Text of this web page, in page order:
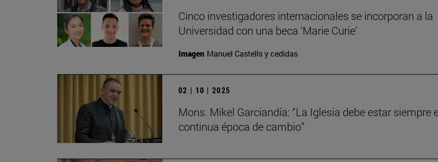
Cinco investigadores internacionales se incorporan a la
Universidad con una beca ‘Marie Curie’
Imagen Manuel Castells y cedidas
02 | 10 | 2025
Mons. Mikel Garciandía: “La Iglesia debe estar siempre
continua época de cambio”